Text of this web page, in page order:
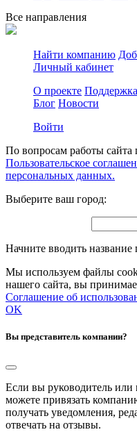
Все направления
Найти компанию
Личный кабинет
О проекте Поддержка
Блог Новости
Войти
По вопросам работы сайта
Пользовательское
персональных данных.
Выберите ваш город:
Начните вводить
Мы используем файлы
нашего сайта, вы
Соглашение об
OK
Вы представитель компании?
Если вы руководитель или
можете привязать
получать уведомления,
отвечать на отзывы.